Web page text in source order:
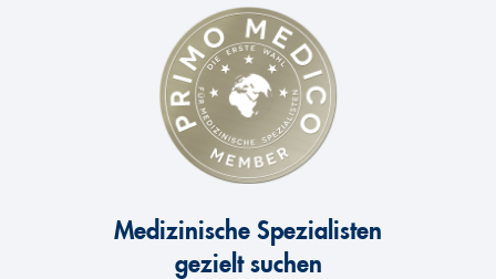
Medizinische Spezialisten
gezielt suchen